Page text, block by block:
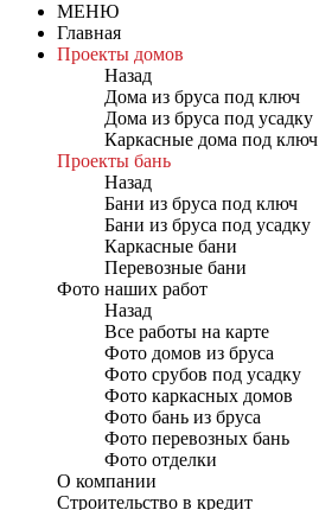
МЕНЮ
Главная
Проекты домов
Назад
Дома из бруса под ключ
Дома из бруса под усадку
Каркасные дома под ключ
Проекты бань
Назад
Бани из бруса под ключ
Бани из бруса под усадку
Каркасные бани
Перевозные бани
Фото наших работ
Назад
Все работы на карте
Фото домов из бруса
Фото срубов под усадку
Фото каркасных домов
Фото бань из бруса
Фото перевозных бань
Фото отделки
О компании
Строительство в кредит